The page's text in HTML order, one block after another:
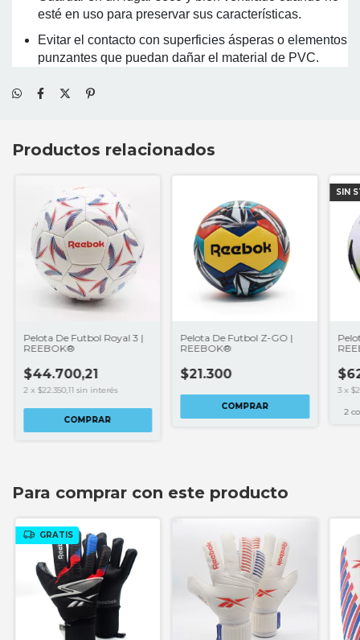
esté en uso para preservar sus características.
Evitar el contacto con superficies ásperas o elementos
punzantes que puedan dañar el material de PVC.
Productos relacionados
Pelota De Futbol Royal 3 |
REEBOK®
$44.700,21
2 x $22.350,11 sin interés
COMPRAR
Pelota De Futbol Z-GO |
REEBOK®
$21.300
COMPRAR
SIN
3 x
2
Para comprar con este producto
GRATIS